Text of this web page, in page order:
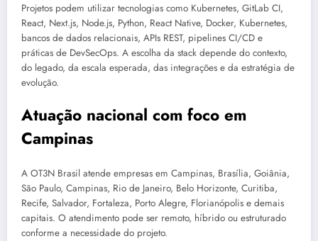
Projetos podem utilizar tecnologias como Kubernetes, GitLab CI,
React, Next.js, Node.js, Python, React Native, Docker, Kubernetes,
bancos de dados relacionais, APIs REST, pipelines CI/CD e
práticas de DevSecOps. A escolha da stack depende do contexto,
do legado, da escala esperada, das integrações e da estratégia de
evolução.
Atuação nacional com foco em
Campinas
A OT3N Brasil atende empresas em Campinas, Brasília, Goiânia,
São Paulo, Campinas, Rio de Janeiro, Belo Horizonte, Curitiba,
Recife, Salvador, Fortaleza, Porto Alegre, Florianópolis e demais
capitais. O atendimento pode ser remoto, híbrido ou estruturado
conforme a necessidade do projeto.